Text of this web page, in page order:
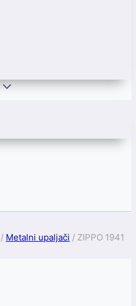
/ Metalni upaljači / ZIPPO 1941